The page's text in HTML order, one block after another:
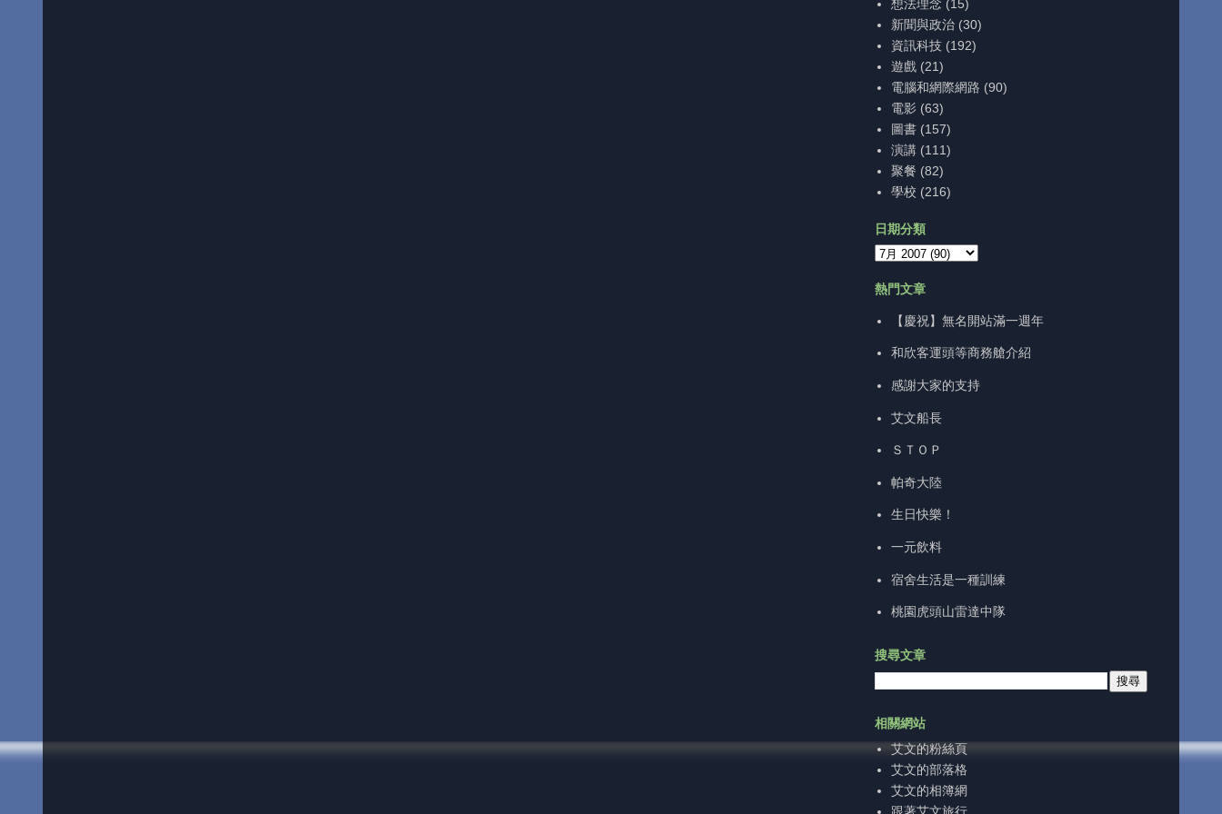
想法理念 (15)
新聞與政治 (30)
資訊科技 (192)
遊戲 (21)
電腦和網際網路 (90)
電影 (63)
圖書 (157)
演講 (111)
聚餐 (82)
學校 (216)
日期分類
熱門文章
【慶祝】無名開站滿一週年
和欣客運頭等商務艙介紹
感謝大家的支持
艾文船長
ＳＴＯＰ
帕奇大陸
生日快樂！
一元飲料
宿舍生活是一種訓練
桃園虎頭山雷達中隊
搜尋文章
相關網站
艾文的粉絲頁
艾文的部落格
艾文的相簿網